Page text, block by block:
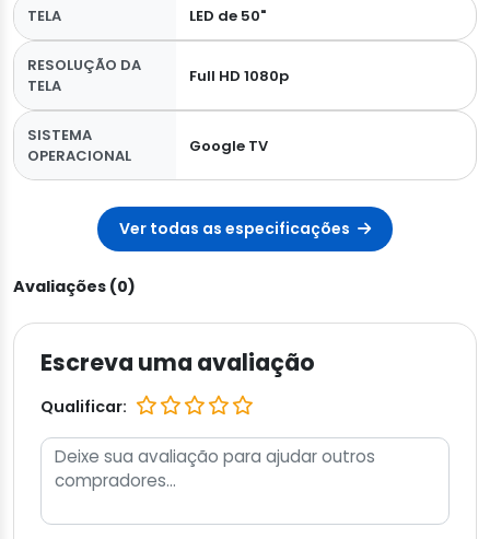
TELA LED de 50"
RESOLUÇÃO DA
TELA
Full HD 1080p
SISTEMA
OPERACIONAL
Google TV
Ver todas as especificações
Avaliações (0)
Escreva uma avaliação
Qualificar: